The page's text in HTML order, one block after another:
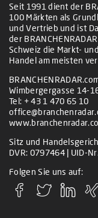
Seit 1991 dient der
100 Märkten als
und Vertrieb und ist
der
Schweiz die Markt-
Handel am meisten
Wimbergergasse 14-
Tel: + 43 1 470 65 10
Sitz und
DVR: 0797464 | UID-
Folgen Sie uns auf: